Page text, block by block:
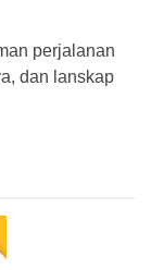
perjalanan
dan lanskap